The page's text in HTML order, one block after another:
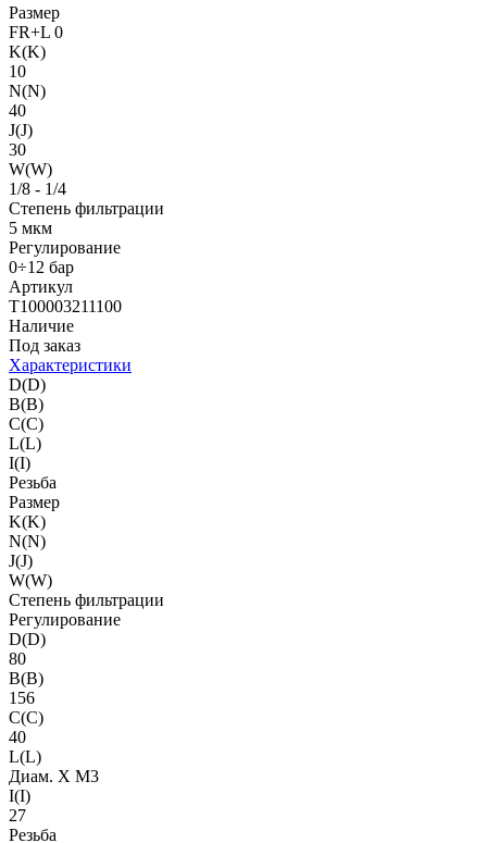
Размер
FR+L 0
K(K)
10
N(N)
40
J(J)
30
W(W)
1/8 - 1/4
Степень фильтрации
5 мкм
Регулирование
0÷12 бар
Артикул
T100003211100
Наличие
Под заказ
Характеристики
D(D)
B(B)
C(C)
L(L)
I(I)
Резьба
Размер
K(K)
N(N)
J(J)
W(W)
Степень фильтрации
Регулирование
D(D)
80
B(B)
156
C(C)
40
L(L)
Диам. X M3
I(I)
27
Резьба